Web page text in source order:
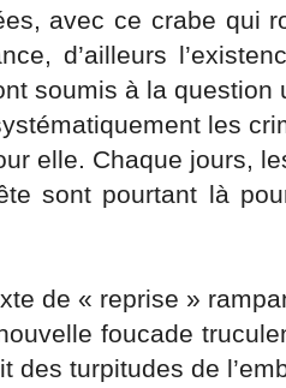
avec ce crabe qui
d’ailleurs
soumis à la question
les
elle. Chaque jours,
sont pourtant là
de « reprise »
foucade
des turpitudes de